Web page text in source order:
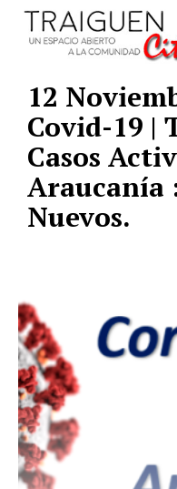
12
Covid-19 |
Casos
Araucanía
Nuevos.